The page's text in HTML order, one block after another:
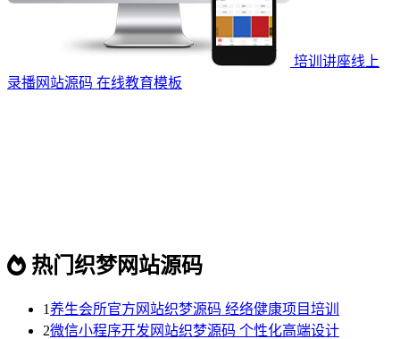
培训讲座线上
录播网站源码 在线教育模板
热门织梦网站源码
1养生会所官方网站织梦源码 经络健康项目培训
2微信小程序开发网站织梦源码 个性化高端设计